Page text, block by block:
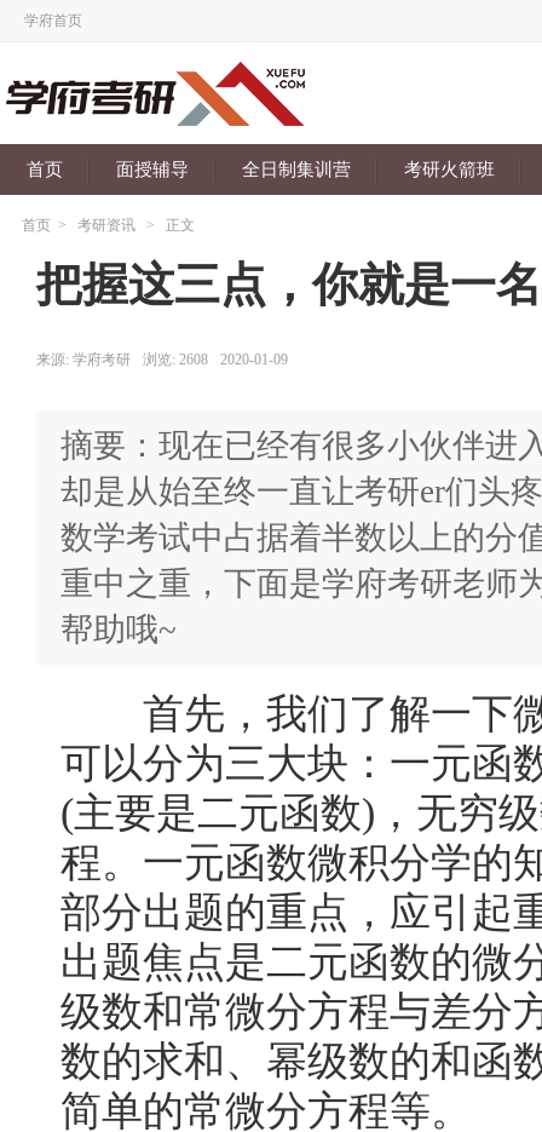
学府首页
首页 面授辅导 全日制集训营 考研火箭班
首页 > 考研资讯 > 正文
把握这三点，你就是一
来源: 学府考研 浏览: 2608 2020-01-09
摘要：现在已经有很多小伙伴进
却是从始至终一直让考研er们头
数学考试中占据着半数以上的分
重中之重，下面是学府考研老师
帮助哦~
首先，我们了解一下微
可以分为三大块：一元函
(主要是二元函数)，无穷
程。一元函数微积分学的
部分出题的重点，应引起
出题焦点是二元函数的微
级数和常微分方程与差分
数的求和、幂级数的和函
简单的常微分方程等。